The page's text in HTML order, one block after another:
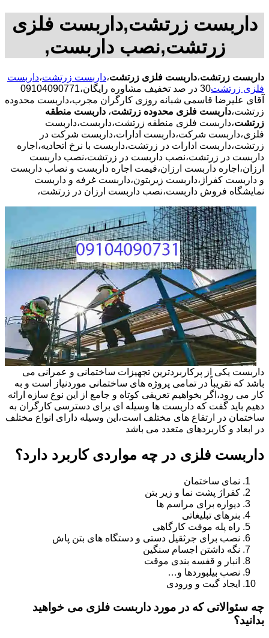
داربست زرتشت,داربست فلزی
زرتشت,نصب داربست,
داربست زرتشت،داربست فلزی زرتشت،داربست زرتشت،داربست
فلزی زرتشت
30 در صد تخفیف مشاوره رایگان،09104090771
آقای علیرضا قاسمی شبانه روزی کارگران مجرب،داربست محدوده
زرتشت،داربست فلزی محدوده زرتشت، داربست منطقه
زرتشت،داربست فلزی منطقه زرتشت،داربست،داربست
فلزی،داربست شرکت،داربست ادارات،داربست شرکت در
زرتشت،داربست ادارات در زرتشت،داربست با نرخ اتحادیه،اجاره
داربست در زرتشت،نصب داربست در زرتشت،نصب داربست
ارزان،اجاره داربست ارزان،قیمت اجاره داربست و نصاب داربست
و داربست کفراژ،داربست زیربتون،داربست غرفه و داربست
نمایشگاه فروش داربست،نصب داربست ارزان در زرتشت،
داربست یکی از پرکاربردترین تجهیزات ساختمانی و عمرانی می
باشد که تقریباً در تمامی پروژه های ساختمانی موردنیاز است و به
کار می رود،اگر بخواهیم تعریفی کوتاه و جامع از این نوع سازه ارائه
دهیم باید گفت که داربست ها وسیله ای برای دسترسی کارگران به
ساختمان در ارتفاع های مختلف است،این وسیله دارای انواع مختلف
در ابعاد و کاربردهای متعدد می باشد
داربست فلزی در چه مواردی کاربرد دارد؟
نمای ساختمان
کفراژ پشت نما و زیر بتن
دیواره برای مراسم ها
بنرهای تبلیغاتی
راه پله موقت کارگاهی
نصب برای جرثقیل دستی و دستگاه های بتن پاش
نگه داشتن اجسام سنگین
انبار و قفسه بندی موقت
نصب بیلبوردها و…
ایجاد گیت و ورودی
چه سئوالاتی که در مورد داربست فلزی می خواهید
بدانید؟